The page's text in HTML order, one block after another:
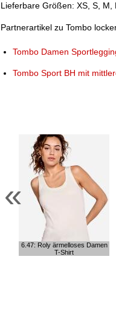
Lieferbare Größen: XS, S, M,
Partnerartikel zu Tombo
Tombo Damen
Tombo Sport BH mit
«
6.47: Roly ärmelloses Damen
T-Shirt